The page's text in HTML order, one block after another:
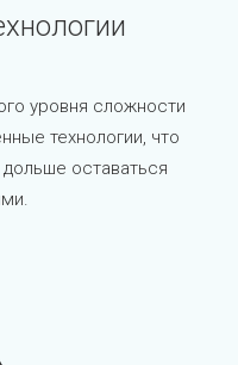
уровня сложности
технологии, что
оставаться